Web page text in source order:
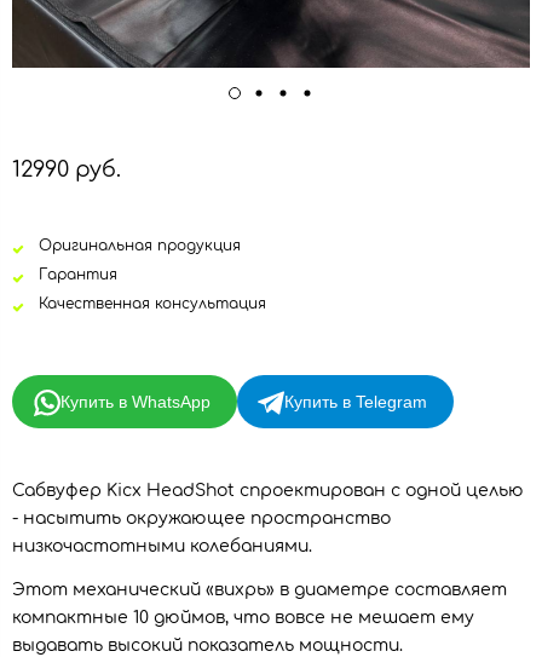
12990 руб.
Оригинальная продукция
Гарантия
Качественная консультация
Купить в WhatsApp Купить в Telegram
Сабвуфер Kicx HeadShot спроектирован с одной целью
- насытить окружающее пространство
низкочастотными колебаниями.
Этот механический «вихрь» в диаметре составляет
компактные 10 дюймов, что вовсе не мешает ему
выдавать высокий показатель мощности.